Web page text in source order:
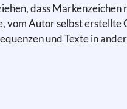
dass
Autor selbst
und Texte in